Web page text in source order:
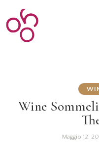
Wine
Maggio 12,